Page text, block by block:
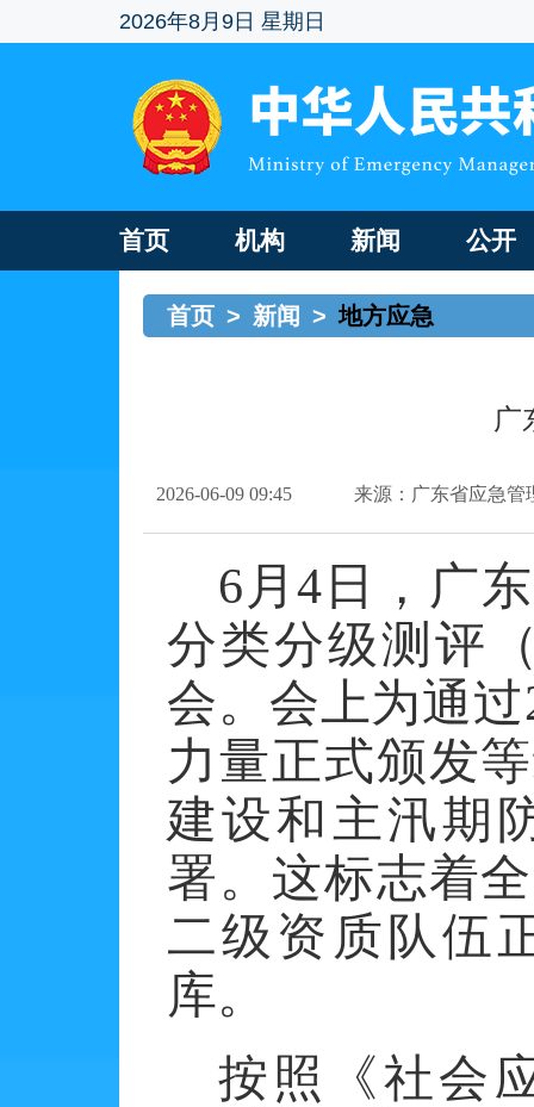
2026年8月9日 星期日
首页 机构 新闻 公开
首页 > 新闻 > 地方应急
广
2026-06-09 09:45 来源：广东省应急管
6 月4 日，广
分类分级测评
会。会上为通过
力量正式颁发
建设和主汛期
署。这标志着
二级资质队伍
库。
按照《社会